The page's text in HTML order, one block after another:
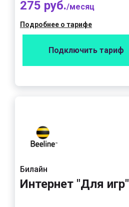
275 руб./месяц
Подробнее о тарифе
Подключить тариф
Билайн
Интернет "Для игр"